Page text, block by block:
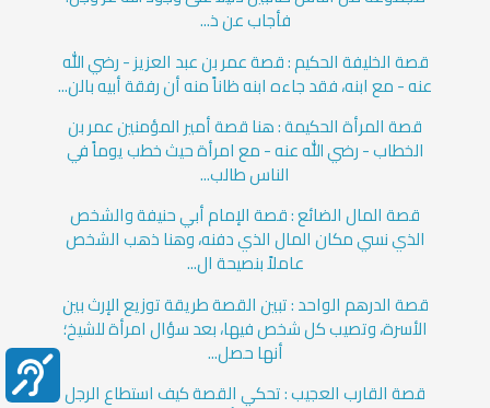
فأجاب عن ذ...
قصة الخليفة الحكيم : قصة عمر بن عبد العزيز - رضي الله
عنه - مع ابنه، فقد جاءه ابنه ظاناً منه أن رفقة أبيه بالن...
قصة المرأة الحكيمة : هنا قصة أمير المؤمنين عمر بن
الخطاب - رضي الله عنه - مع امرأة حيث خطب يوماً في
الناس طالب...
قصة المال الضائع : قصة الإمام أبي حنيفة والشخص
الذي نسي مكان المال الذي دفنه، وهنا ذهب الشخص
عاملاً بنصيحة ال...
قصة الدرهم الواحد : تبين القصة طريقة توزيع الإرث بين
الأسرة، وتصيب كل شخص فيها، بعد سؤال امرأة للشيخ؛
أنها حصل...
قصة القارب العجيب : تحكي القصة كيف استطاع الرجل